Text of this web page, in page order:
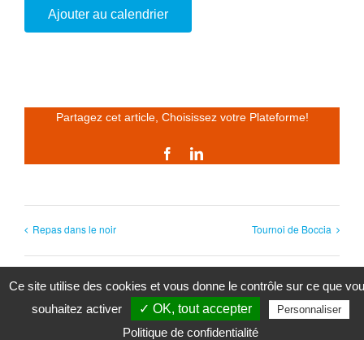
Ajouter au calendrier
Partagez cet article, Choisissez votre Plateforme!
FacebookLinkedIn
Repas dans le noir Tournoi de Boccia
Ce site utilise des cookies et vous donne le contrôle sur ce que
souhaitez activer
✓ OK, tout accepter Personnaliser
Politique de confidentialité